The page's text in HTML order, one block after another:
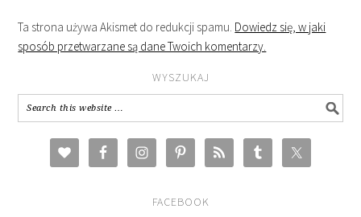
Ta strona używa Akismet do redukcji spamu. Dowiedz się, w jaki
sposób przetwarzane są dane Twoich komentarzy.
WYSZUKAJ
FACEBOOK